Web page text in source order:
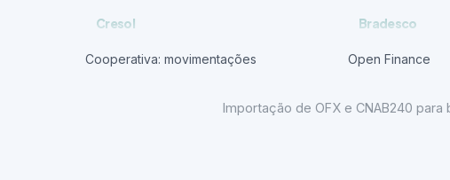
Cresol
Cooperativa: movimentações
Bradesco
Open Finance
Importação de OFX e CNAB240